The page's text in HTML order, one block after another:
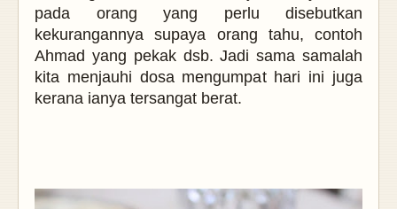
pada orang yang perlu disebutkan
kekurangannya supaya orang tahu, contoh
Ahmad yang pekak dsb. Jadi sama samalah
kita menjauhi dosa mengumpat hari ini juga
kerana ianya tersangat berat.